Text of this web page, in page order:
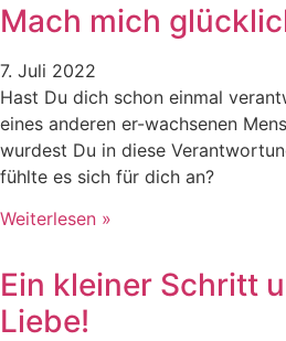
Mach mich
7. Juli 2022
Hast Du dich schon einmal
eines anderen er-wachsenen
wurdest Du in diese
fühlte es sich für dich an?
Weiterlesen »
Ein kleiner Schritt
Liebe!